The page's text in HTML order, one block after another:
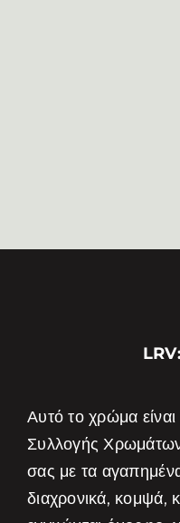
LRV:
Αυτό το χρώμα
Συλλογής
σας με τα
διαχρονικά, κομψά,